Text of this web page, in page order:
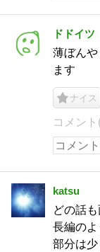
ドドイツ
薄ぼん
ます
ナイス
コメント
katsu
どの話
長編の
部分は